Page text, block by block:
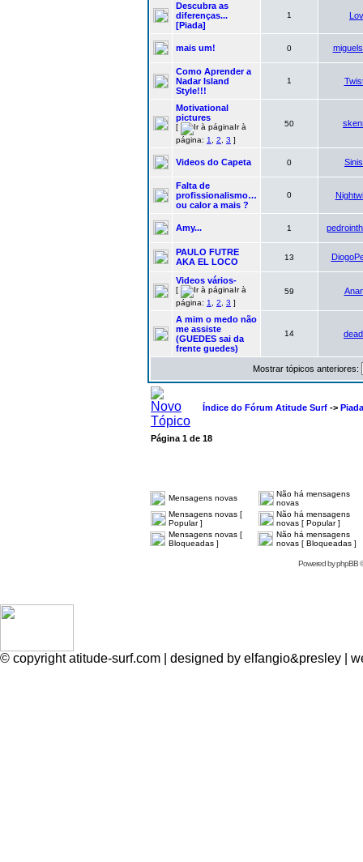
Descubra as
diferenças...
[Piada]
1
mais um! 0
Como Aprender a
Nadar Island
Style!!!
1
Motivational
pictures
[
Ir à
página: 1 2 3 ]
50
Videos do Capeta 0
Falta de
profissionalismo…
ou calor a mais ?
0
Amy... 1
PAULO FUTRE
AKA EL LOCO
13
Videos vários-
[
Ir à
página: 1 2 3 ]
59
A mim o medo não
me assiste
(GUEDES sai da
frente guedes)
14
Mostrar tópicos anteriores:
Índice do Fórum Atitude Surf ->
Página 1 de 18
Mensagens novas
Não há mensagens
novas
Mensagens novas [
Popular ]
Não há mensagens
novas [ Popular ]
Mensagens novas [
Bloqueadas ]
Não há mensagens
novas [ Bloqueadas ]
Powered byphpBB©
© copyright atitude-surf.com | designed by elfangio&presley |